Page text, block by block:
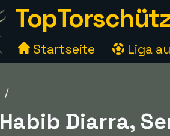
Startseite Liga
/
Habib Diarra,